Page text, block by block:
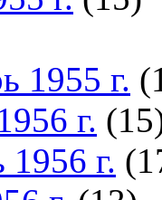
1955 г.
г.
г.